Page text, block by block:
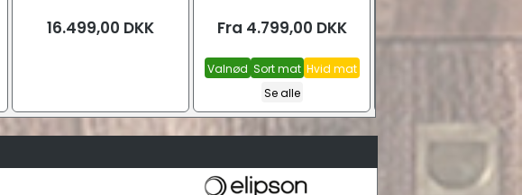
16.499,00 DKK Fra 4.799,00 DKK
Valnød Sort mat Hvid mat
Se alle
Se